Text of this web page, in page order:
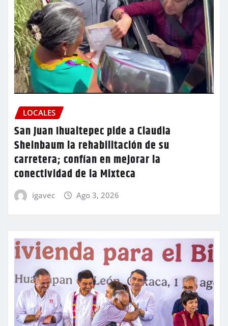
LOCALES
San Juan Ihualtepec pide a Claudia
Sheinbaum la rehabilitación de su
carretera; confían en mejorar la
conectividad de la Mixteca
igavec Ago 3, 2026